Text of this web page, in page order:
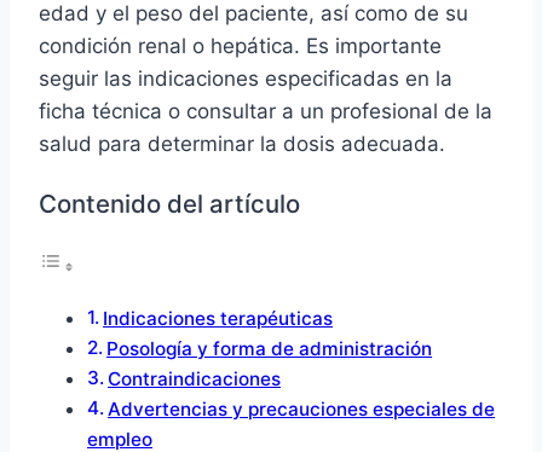
edad y el peso del paciente, así como de su
condición renal o hepática. Es importante
seguir las indicaciones especificadas en la
ficha técnica o consultar a un profesional de la
salud para determinar la dosis adecuada.
Contenido del artículo
Indicaciones terapéuticas
Posología y forma de administración
Contraindicaciones
Advertencias y precauciones especiales de
empleo